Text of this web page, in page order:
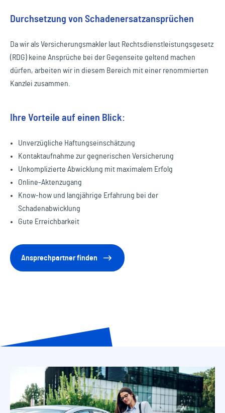
Durchsetzung von Schadenersatzansprüchen
Da wir als Versicherungsmakler laut Rechtsdienstleistungsgesetz
(RDG) keine Ansprüche bei der Gegenseite geltend machen
dürfen, arbeiten wir in diesem Bereich mit einer renommierten
Kanzlei zusammen.
Ihre Vorteile auf einen Blick:
Unverzügliche Haftungseinschätzung
Kontaktaufnahme zur gegnerischen Versicherung
Unkomplizierte Abwicklung mit maximalem Erfolg
Online-Aktenzugang
Know-how und langjährige Erfahrung bei der
Schadenabwicklung
Gute Erreichbarkeit
Ansprechpartner finden